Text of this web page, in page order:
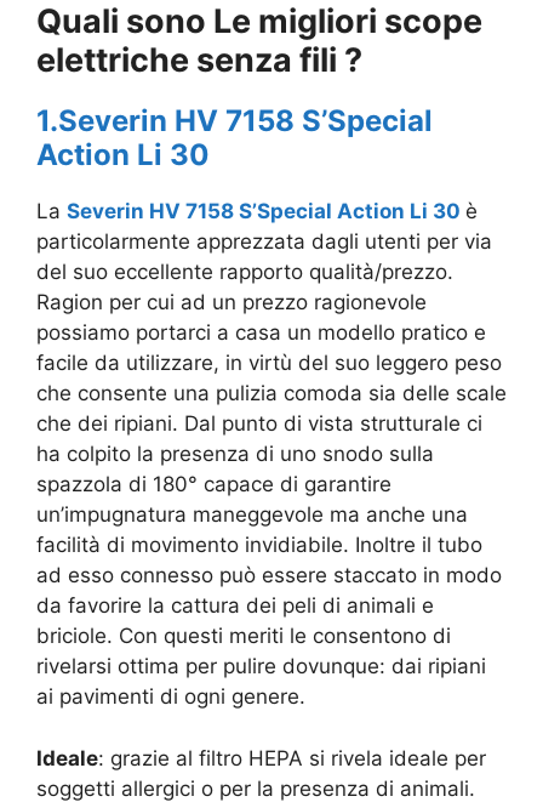
Quali sono Le migliori scope
elettriche senza fili ?
1.Severin HV 7158 S’Special
Action Li 30
La Severin HV 7158 S’Special Action Li 30 è
particolarmente apprezzata dagli utenti per via
del suo eccellente rapporto qualità/prezzo.
Ragion per cui ad un prezzo ragionevole
possiamo portarci a casa un modello pratico e
facile da utilizzare, in virtù del suo leggero peso
che consente una pulizia comoda sia delle scale
che dei ripiani. Dal punto di vista strutturale ci
ha colpito la presenza di uno snodo sulla
spazzola di 180° capace di garantire
un’impugnatura maneggevole ma anche una
facilità di movimento invidiabile. Inoltre il tubo
ad esso connesso può essere staccato in modo
da favorire la cattura dei peli di animali e
briciole. Con questi meriti le consentono di
rivelarsi ottima per pulire dovunque: dai ripiani
ai pavimenti di ogni genere.
Ideale: grazie al filtro HEPA si rivela ideale per
soggetti allergici o per la presenza di animali.